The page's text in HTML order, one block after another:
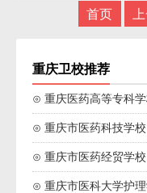
首页
重庆卫校推荐
⊙ 重庆医药高等专科
⊙ 重庆市医药科技学校
⊙ 重庆市医药经贸学校
⊙ 重庆市医科大学护